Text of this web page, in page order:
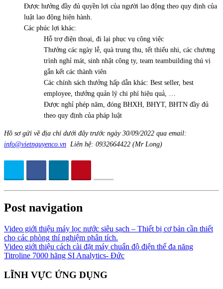
Được hưởng đầy đủ quyền lợi của người lao động theo quy định của
luật lao động hiện hành.
Các phúc lợi khác:
Hỗ trợ điện thoại, đi lại phục vụ công việc
Thưởng các ngày lễ, quà trung thu, tết thiếu nhi, các chương
trình nghỉ mát, sinh nhật công ty, team teambuilding thú vị
gắn kết các thành viên
Các chính sách thưởng hấp dẫn khác: Best seller, best
employee, thưởng quản lý chi phí hiệu quả, …
Được nghỉ phép năm, đóng BHXH, BHYT, BHTN đầy đủ
theo quy định của pháp luật
Hồ sơ gửi về địa chỉ dưới đây trước ngày 30/09/2022 qua email:
info@vietnguyenco.vn Liên hệ: 0932664422 (Mr Long)
Post navigation
Video giới thiệu máy lọc nước siêu sạch – Thiết bị cơ bản cần thiết
cho các phòng thí nghiệm phân tích.
Video giới thiệu cách cài đặt máy chuẩn độ điện thế đa năng
Titroline 7000 hãng SI Analytics- Đức
LĨNH VỰC ỨNG DỤNG